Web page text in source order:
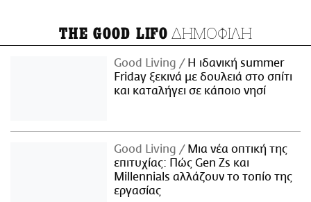
THE GOOD LIFO ΔΗΜΟΦΙΛΗ
Good Living
Η ιδανική summer
Friday ξεκινά με δουλειά στο σπίτι
και καταλήγει σε κάποιο νησί
Good Living
Μια νέα οπτική της
επιτυχίας: Πώς Gen Zs και
Millennials αλλάζουν το τοπίο της
εργασίας